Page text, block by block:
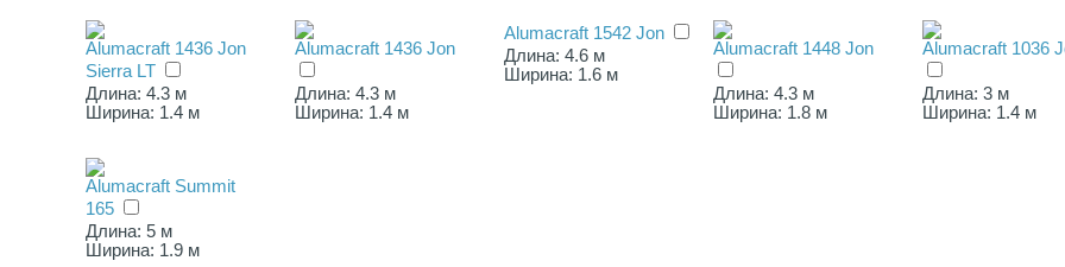
Alumacraft 1436 Jon
Sierra LT
Длина: 4.3 м
Ширина: 1.4 м
Alumacraft 1436 Jon
Длина: 4.3 м
Ширина: 1.4 м
Alumacraft 1542 Jon
Длина: 4.6 м
Ширина: 1.6 м
Alumacraft 1448 Jon
Длина: 4.3 м
Ширина: 1.8 м
Alumacraft 1036
Длина: 3 м
Ширина: 1.4 м
Alumacraft Summit
165
Длина: 5 м
Ширина: 1.9 м